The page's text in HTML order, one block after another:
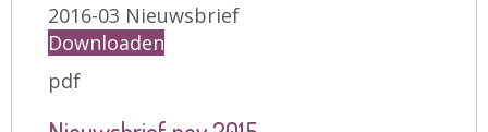
2016-03 Nieuwsbrief
Downloaden
pdf